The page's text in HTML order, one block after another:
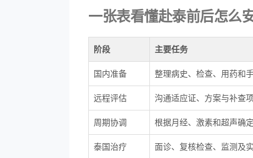
一张表看懂赴泰前后怎么
阶段 主要任务
国内准备 整理病史、检查、用药和
远程评估 沟通适应证、方案与补查
周期协调 根据月经、激素和超声确
泰国治疗 面诊、复核检查、监测及